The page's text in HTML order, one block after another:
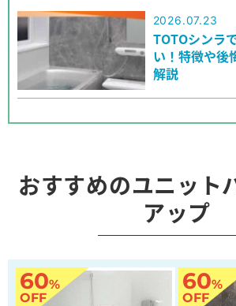
2026.07.23
TOTOシンラ
い！特徴や後
解説
おすすめのユニット
アップ
60%
OFF
60%
OFF